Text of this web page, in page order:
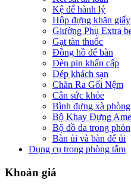
Kệ để hành lý
Hộp đựng khăn giấy
Giường Phụ Extra
Gạt tàn thuốc
Đồng hồ để bàn
Đèn pin khẩn cấp
Dép khách sạn
Chăn Ra Gối Nệm
Cân sức khỏe
Bình đựng xà phòng
Bộ Khay Đựng
Bộ đồ da trong
Bàn ủi và bàn để ủi
Dụng cụ trong phòng tắm
Khoản giá